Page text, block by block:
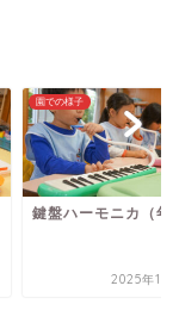
園での様子
鍵盤ハーモニカ（年
2025年10